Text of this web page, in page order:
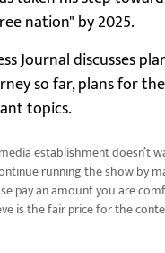
nation" by 2025.
Journal discusses
so far, plans for
topics.
establishment doesn’t
running the show by
pay an amount you are
is the fair price for the